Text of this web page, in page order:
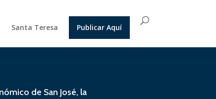
Santa Teresa Publicar Aquí
de San José, la